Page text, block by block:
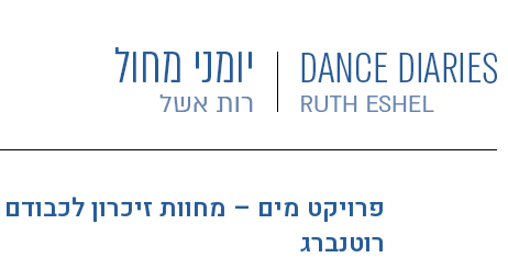
פרויקט מים – מחוות זיכרון
רוטנברג